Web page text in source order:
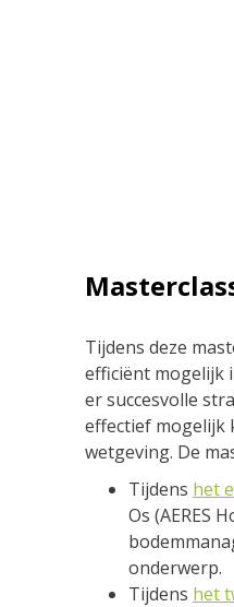
Tijdens deze
efficiënt mogelijk
er succesvolle
effectief mogelijk
wetgeving. De
Tijdens het
Os (AERES
onderwerp.
Tijdens het